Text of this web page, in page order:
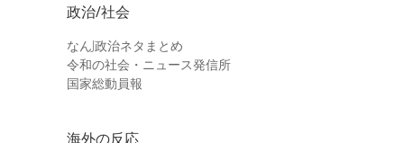
政治/社会
なんJ政治ネタまとめ
令和の社会・ニュース発信所
国家総動員報
海外の反応